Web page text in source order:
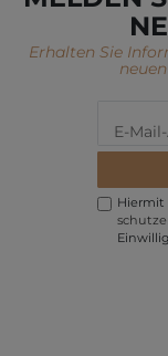
Erhalten Sie
Hiermit